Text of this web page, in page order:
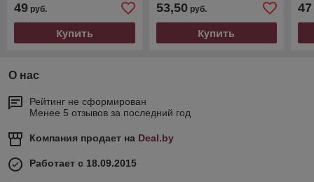
49 руб.
Купить
53,50руб.
Купить
47
О нас
Рейтинг не сформирован
Менее 5 отзывов за последний год
Компания продает на Deal.by
Работает с 18.09.2015